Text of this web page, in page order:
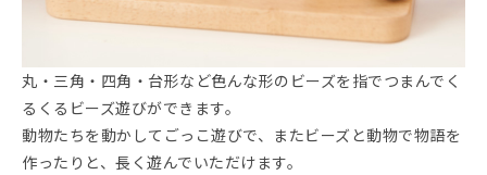
丸・三角・四角・台形など色んな形のビーズを指でつまんでく
るくるビーズ遊びができます。
動物たちを動かしてごっこ遊びで、またビーズと動物で物語を
作ったりと、長く遊んでいただけます。